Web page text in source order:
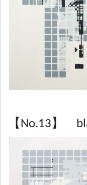
【No.13】